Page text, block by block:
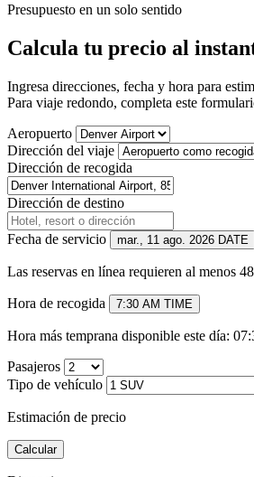
Presupuesto en un solo sentido
Calcula tu precio al
Ingresa direcciones, fecha y hora para
Para viaje redondo, completa este
Aeropuerto
Dirección del viaje
Dirección de recogida
Dirección de destino
Fecha de servicio mar., 11 ago. 2026 DATE
Las reservas en línea requieren al menos
Hora de recogida 7:30 AM TIME
Hora más temprana disponible este día:
Pasajeros
Tipo de vehículo
Estimación de precio
Calcular